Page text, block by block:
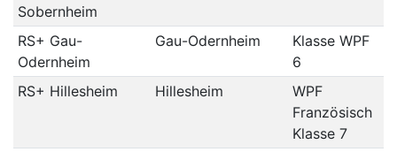
Sobernheim
RS+ Gau-
Odernheim
Gau-Odernheim
Klasse WPF
6
RS+ Hillesheim
Hillesheim
WPF
Französisch
Klasse 7